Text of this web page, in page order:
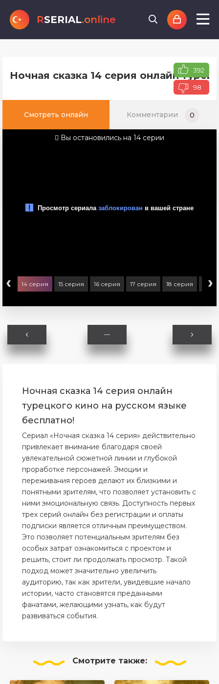
RSERIAL.online
Ночная сказка 14 серия онлайн 392
98
Смотреть онлайн Комментарии 0
Вы остановились на 14 серии
‹ 14 серия 15 серия 16 серия 17 серия 18 серия 19
›
Ночная сказка 14 серия онлайн
турецкого кино на русском языке
бесплатно!
Сериал «Ночная сказка 14 серия» действительно
привлекает внимание благодаря своей
увлекательной сюжетной линии и глубокой
проработке персонажей. Эмоции и
переживания героев делают их близкими и
понятными зрителям, что позволяет установить с
ними эмоциональную связь. Доступность первых
трех серий онлайн без регистрации и оплаты
подписки является отличным преимуществом.
Это позволяет потенциальным зрителям без
особых затрат ознакомиться с проектом и
решить, стоит ли продолжать просмотр. Такой
подход может значительно увеличить
аудиторию, так как зрители, увидевшие начало
истории, часто становятся преданными
фанатами, желающими узнать, как будут
развиваться события.
Смотрите также: